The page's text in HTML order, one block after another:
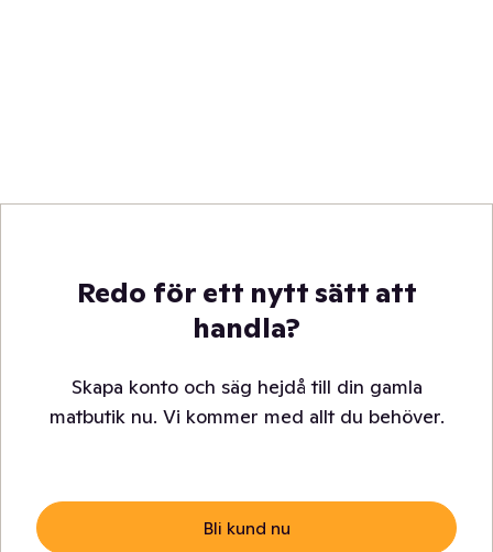
Redo för ett nytt sätt att
handla?
Skapa konto och säg hejdå till din gamla
matbutik nu. Vi kommer med allt du behöver.
Bli kund nu